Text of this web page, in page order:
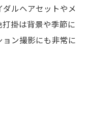
ルヘアセットやメ
掛は背景や季節に
ン撮影にも非常に